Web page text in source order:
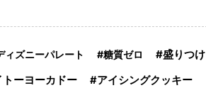
ィズニーパレート 糖質ゼロ 盛りつけ
トーヨーカドー アイシングクッキー